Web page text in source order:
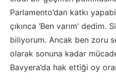
Parlamento’dan katkı
çıkınca ‘Ben varım’
biliyorum. Ancak ben zoru
olarak sonuna kadar
Bavyera’da hak ettiği oy